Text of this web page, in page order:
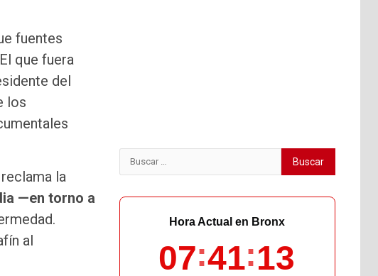
fuentes
que fuera
del
los
la
—en torno a
al
Buscar:
Hora Actual en Bronx
07 41 14